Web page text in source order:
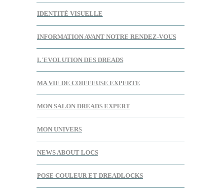
IDENTITÉ VISUELLE
INFORMATION AVANT NOTRE RENDEZ-VOUS
L'EVOLUTION DES DREADS
MA VIE DE COIFFEUSE EXPERTE
MON SALON DREADS EXPERT
MON UNIVERS
NEWS ABOUT LOCS
POSE COULEUR ET DREADLOCKS